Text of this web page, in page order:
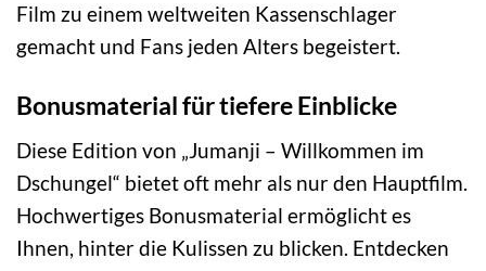
Film zu einem weltweiten Kassenschlager
gemacht und Fans jeden Alters begeistert.
Bonusmaterial für tiefere Einblicke
Diese Edition von „Jumanji – Willkommen im
Dschungel“ bietet oft mehr als nur den Hauptfilm.
Hochwertiges Bonusmaterial ermöglicht es
Ihnen, hinter die Kulissen zu blicken. Entdecken